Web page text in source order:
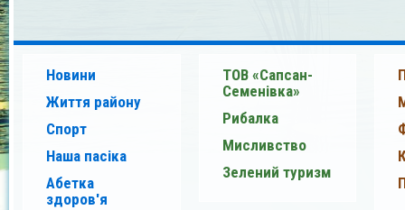
Новини
Життя району
Спорт
Наша пасіка
Абетка
здоров'я
ТОВ «Сапсан-
Семенівка»
Рибалка
Мисливство
Зелений туризм